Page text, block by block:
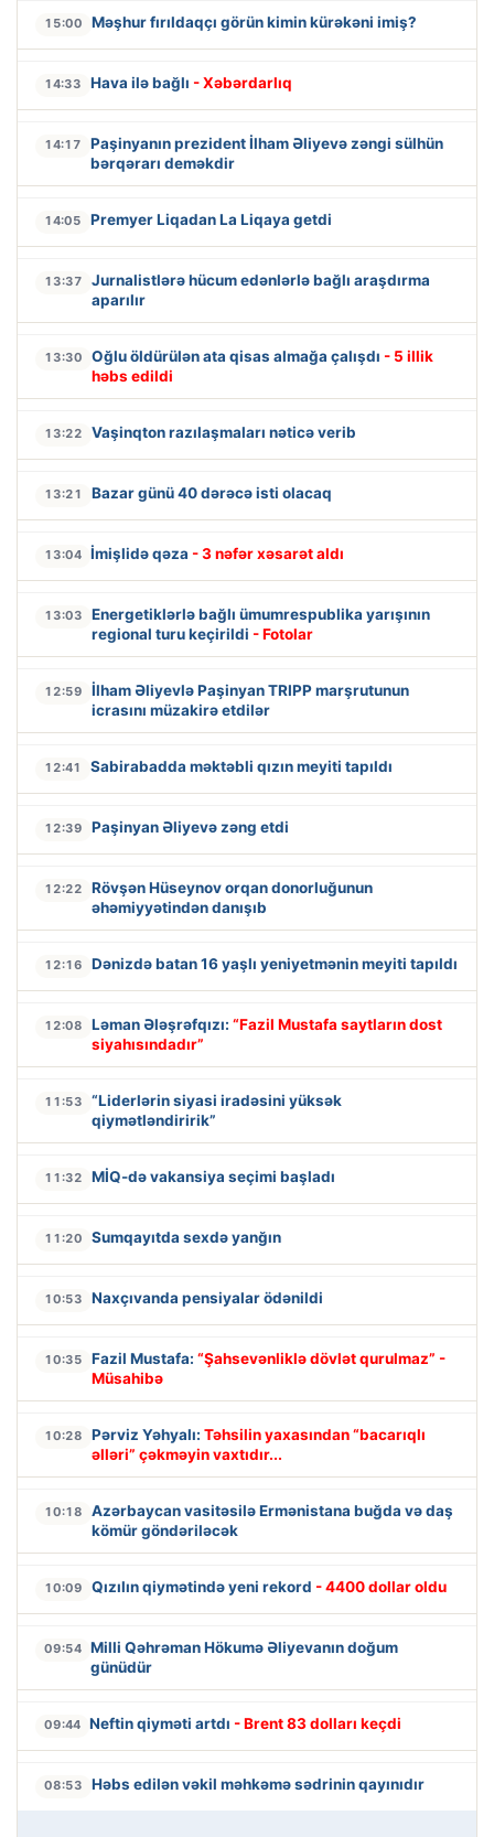
15:00 Məşhur fırıldaqçı görün kimin kürəkəni imiş?
14:33 Hava ilə bağlı - Xəbərdarlıq
14:17
Paşinyanın prezident İlham Əliyevə zəngi sülhün
bərqərarı deməkdir
14:05 Premyer Liqadan La Liqaya getdi
13:37
Jurnalistlərə hücum edənlərlə bağlı araşdırma
aparılır
13:30 Oğlu öldürülən ata qisas almağa çalışdı - 5 illik
həbs edildi
13:22 Vaşinqton razılaşmaları nəticə verib
13:21 Bazar günü 40 dərəcə isti olacaq
13:04 İmişlidə qəza - 3 nəfər xəsarət aldı
13:03
Energetiklərlə bağlı ümumrespublika yarışının
regional turu keçirildi - Fotolar
12:59
İlham Əliyevlə Paşinyan TRIPP marşrutunun
icrasını müzakirə etdilər
12:41 Sabirabadda məktəbli qızın meyiti tapıldı
12:39 Paşinyan Əliyevə zəng etdi
12:22
Rövşən Hüseynov orqan donorluğunun
əhəmiyyətindən danışıb
12:16 Dənizdə batan 16 yaşlı yeniyetmənin meyiti tapıldı
12:08 Ləman Ələşrəfqızı: “Fazil Mustafa saytların dost
siyahısındadır”
11:53
“Liderlərin siyasi iradəsini yüksək
qiymətləndiririk”
11:32 MİQ-də vakansiya seçimi başladı
11:20 Sumqayıtda sexdə yanğın
10:53 Naxçıvanda pensiyalar ödənildi
10:35 Fazil Mustafa: “Şahsevənliklə dövlət qurulmaz” -
Müsahibə
10:28 Pərviz Yəhyalı: Təhsilin yaxasından “bacarıqlı
əlləri” çəkməyin vaxtıdır...
10:18
Azərbaycan vasitəsilə Ermənistana buğda və daş
kömür göndəriləcək
10:09 Qızılın qiymətində yeni rekord - 4400 dollar oldu
09:54 Milli Qəhrəman Hökumə Əliyevanın doğum
günüdür
09:44 Neftin qiyməti artdı - Brent 83 dolları keçdi
08:53 Həbs edilən vəkil məhkəmə sədrinin qayınıdır